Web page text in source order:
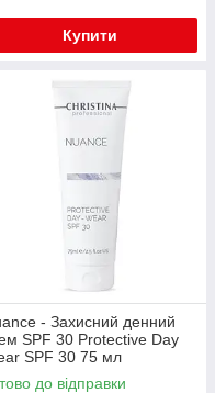
Купити
- Захисний денний
SPF 30 Protective Day
SPF 30 75 мл
до відправки